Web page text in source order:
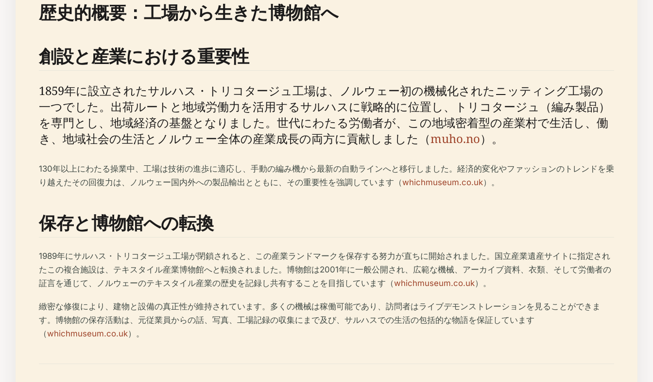
歴史的概要：工場から生きた博物館へ
創設と産業における重要性
1859年に設立されたサルハス・トリコタージュ工場は、ノルウェー初の機械化されたニッティング工場の
一つでした。出荷ルートと地域労働力を活用するサルハスに戦略的に位置し、トリコタージュ（編み製品）
を専門とし、地域経済の基盤となりました。世代にわたる労働者が、この地域密着型の産業村で生活し、働
き、地域社会の生活とノルウェー全体の産業成長の両方に貢献しました（muho.no）。
130年以上にわたる操業中、工場は技術の進歩に適応し、手動の編み機から最新の自動ラインへと移行しました。経済的変化やファッションのトレンドを乗
り越えたその回復力は、ノルウェー国内外への製品輸出とともに、その重要性を強調しています（whichmuseum.co.uk）。
保存と博物館への転換
1989年にサルハス・トリコタージュ工場が閉鎖されると、この産業ランドマークを保存する努力が直ちに開始されました。国立産業遺産サイトに指定され
たこの複合施設は、テキスタイル産業博物館へと転換されました。博物館は2001年に一般公開され、広範な機械、アーカイブ資料、衣類、そして労働者の
証言を通じて、ノルウェーのテキスタイル産業の歴史を記録し共有することを目指しています（whichmuseum.co.uk）。
緻密な修復により、建物と設備の真正性が維持されています。多くの機械は稼働可能であり、訪問者はライブデモンストレーションを見ることができま
す。博物館の保存活動は、元従業員からの話、写真、工場記録の収集にまで及び、サルハスでの生活の包括的な物語を保証しています
（whichmuseum.co.uk）。